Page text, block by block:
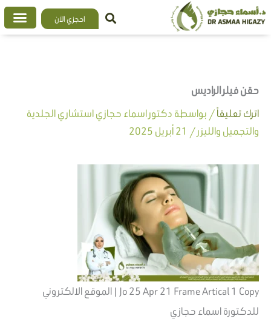
تخطي
إلى
احجزي الآن
حقن فيلر الراديس
اترك تعليقاً/ بواسطة دكتور اسماء حجازي استشاري الجلدية
والتجميل والليزر/ 21 أبريل 2025
Jo 25 Apr 21 Frame Artical 1 Copy | الموقع الالكتروني
للدكتورة اسماء حجازي